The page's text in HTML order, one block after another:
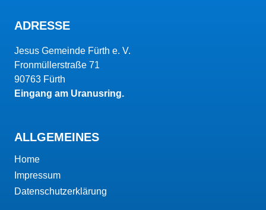
ADRESSE
Jesus Gemeinde Fürth e. V.
Fronmüllerstraße 71
90763 Fürth
Eingang am Uranusring.
ALLGEMEINES
Home
Impressum
Datenschutzerklärung